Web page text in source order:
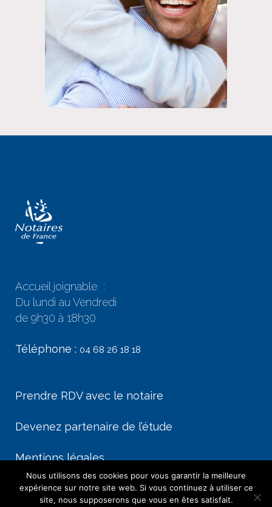
Accueil joignable :
Du lundi au Vendredi
de 9h30 à 18h30
Téléphone : 04 68 26 18 18
Prendre RDV avec le notaire
Devenez partenaire de l’étude
Mentions légales
Nous utilisons des cookies pour vous garantir la meilleure
expérience sur notre site web. Si vous continuez à utiliser ce
site, nous supposerons que vous en êtes satisfait.